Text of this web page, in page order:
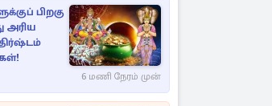
பிறகு
அரிய
6 மணி நேரம் முன்